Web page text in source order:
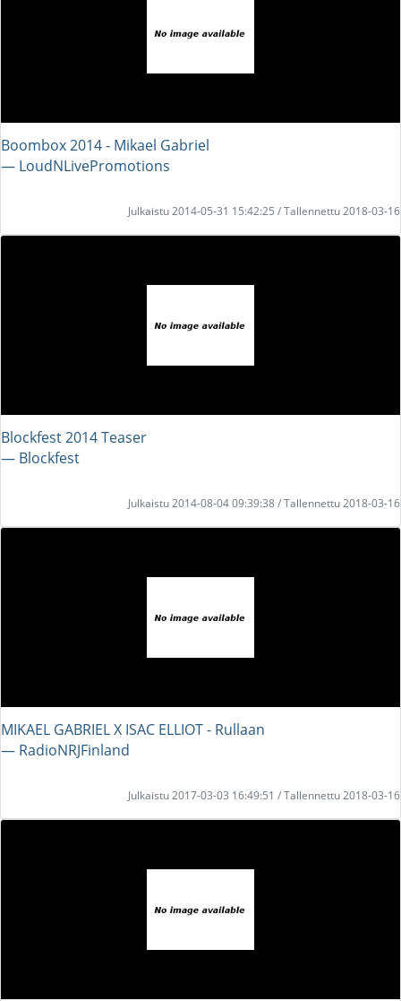
Boombox 2014 - Mikael Gabriel
― LoudNLivePromotions
Julkaistu 2014-05-31 15:42:25 / Tallennettu 2018-03-16
Blockfest 2014 Teaser
― Blockfest
Julkaistu 2014-08-04 09:39:38 / Tallennettu 2018-03-16
MIKAEL GABRIEL X ISAC ELLIOT - Rullaan
― RadioNRJFinland
Julkaistu 2017-03-03 16:49:51 / Tallennettu 2018-03-16